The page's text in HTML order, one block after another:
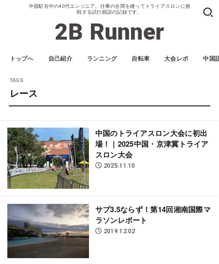
中国駐在中の40代エンジニア。仕事の合間を縫ってトライアスロンに挑
戦する試行錯誤の記録です。
2B Runner
トップへ 自己紹介 ランニング 自転車 大会レポ 中国
レース
中国のトライアスロン大会に初出
場！｜2025中国・京津冀トライア
スロン大会
2025.11.10
サブ3.5ならず！第14回湘南国際マ
ラソンレポート
2019.12.02